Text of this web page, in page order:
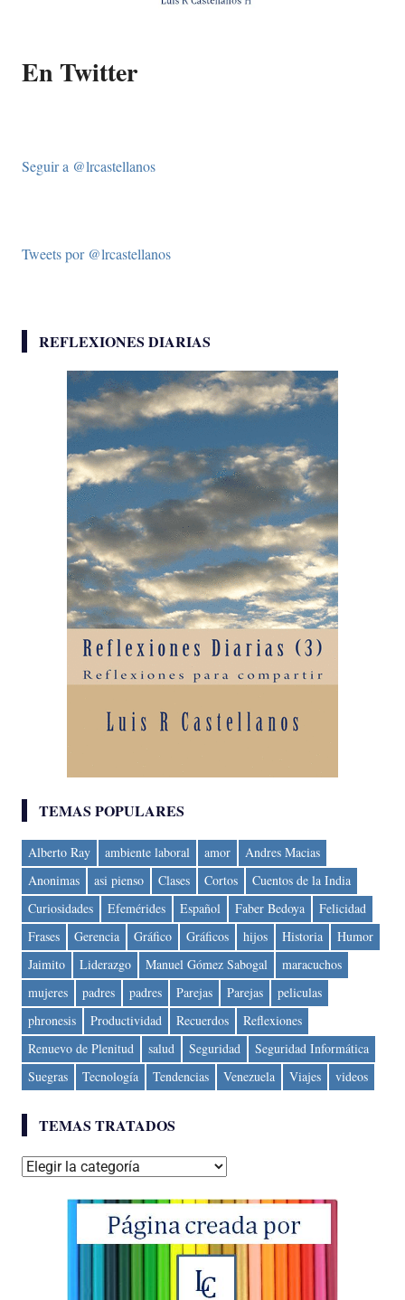
En Twitter
Seguir a @lrcastellanos
Tweets por @lrcastellanos
REFLEXIONES DIARIAS
TEMAS POPULARES
Alberto Ray ambiente laboral amor
Andres Macias
Anonimas
asi pienso Clases Cortos
Cuentos de la India
Curiosidades
Efemérides Español Faber Bedoya
Felicidad
Frases
Gerencia Gráfico Gráficos hijos Historia
Humor
Jaimito
Liderazgo Manuel Gómez Sabogal
maracuchos
mujeres
padres padres Parejas Parejas
peliculas
phronesis
Productividad Recuerdos
Reflexiones
Renuevo de Plenitud
salud Seguridad
Seguridad Informática
Suegras
Tecnología Tendencias Venezuela Viajes videos
TEMAS TRATADOS
Temas